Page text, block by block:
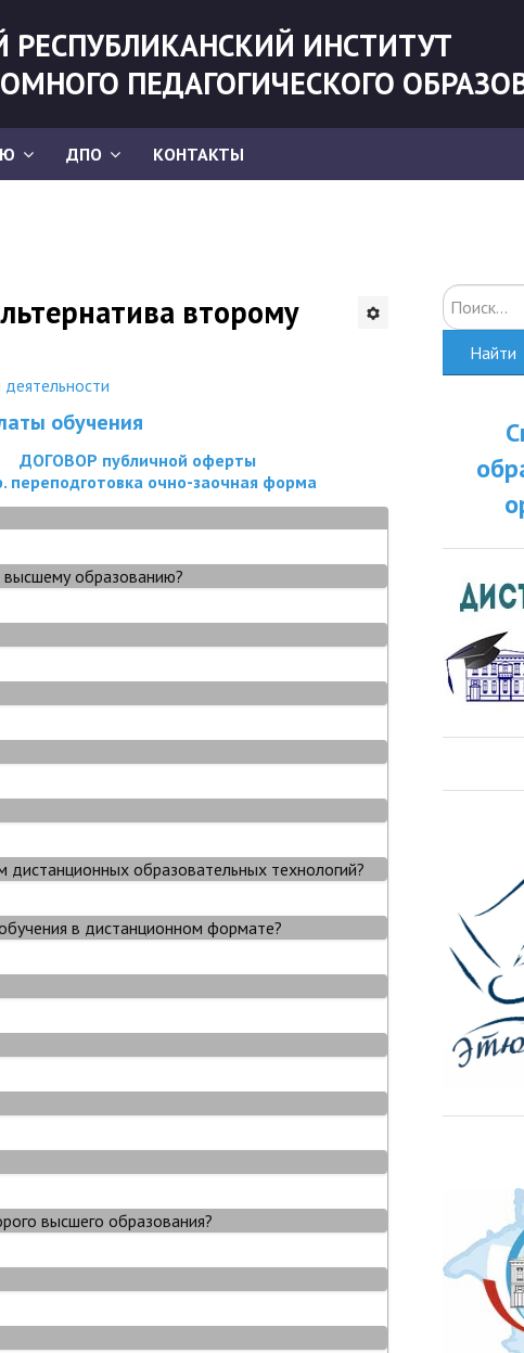
ИНСТИТУТ
ПЕДАГОГИЧЕСКОГО
ДПО КОНТАКТЫ
второму
обучения
ДОГОВОР публичной оферты
переподготовка очно-заочная форма
высшему образованию?
образовательных технологий?
в дистанционном формате?
высшего образования?
Искать...
Найти